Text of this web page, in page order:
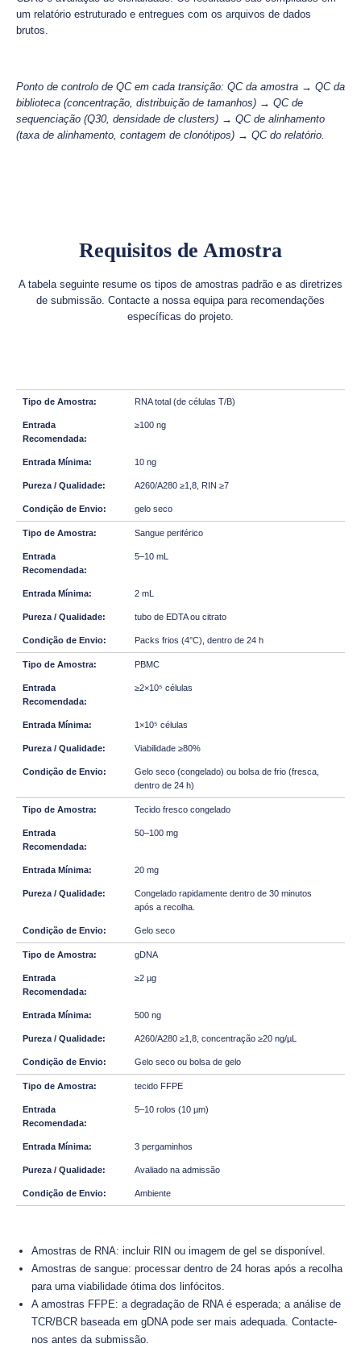
um relatório estruturado e entregues com os arquivos de dados
brutos.
Ponto de controlo de QC em cada transição: QC da amostra → QC da
biblioteca (concentração, distribuição de tamanhos) → QC de
sequenciação (Q30, densidade de clusters) → QC de alinhamento
(taxa de alinhamento, contagem de clonótipos) → QC do relatório.
Requisitos de Amostra
A tabela seguinte resume os tipos de amostras padrão e as diretrizes
de submissão. Contacte a nossa equipa para recomendações
específicas do projeto.
RNA total (de células T/B)
≥100 ng
10 ng
A260/A280 ≥1,8, RIN ≥7
gelo seco
Sangue periférico
5–10 mL
2 mL
tubo de EDTA ou citrato
Packs frios (4°C), dentro de 24 h
PBMC
≥2×10⁵ células
1×10⁵ células
Viabilidade ≥80%
Gelo seco (congelado) ou bolsa de frio (fresca,
dentro de 24 h)
Tecido fresco congelado
50–100 mg
20 mg
Congelado rapidamente dentro de 30 minutos
após a recolha.
Gelo seco
gDNA
≥2 µg
500 ng
A260/A280 ≥1,8, concentração ≥20 ng/µL
Gelo seco ou bolsa de gelo
tecido FFPE
5–10 rolos (10 µm)
3 pergaminhos
Avaliado na admissão
Ambiente
Amostras de RNA: incluir RIN ou imagem de gel se disponível.
Amostras de sangue: processar dentro de 24 horas após a recolha
para uma viabilidade ótima dos linfócitos.
A amostras FFPE: a degradação de RNA é esperada; a análise de
TCR/BCR baseada em gDNA pode ser mais adequada. Contacte-
nos antes da submissão.